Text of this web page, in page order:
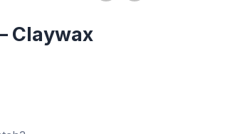
Claywax